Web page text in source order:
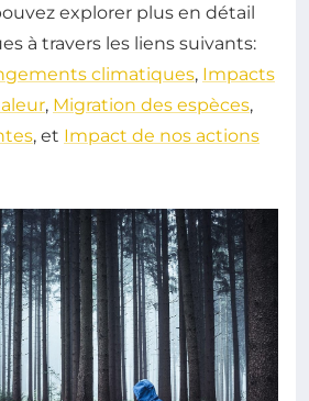
explorer plus en détail
à travers les liens suivants:
climatiques, Impacts
, Migration des espèces,
, et Impact de nos actions